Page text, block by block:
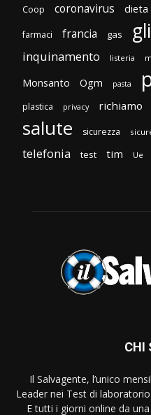
Coop coronavirus dieta
farmaci francia gas
inquinamento listeria
Monsanto Ogm pasta
plastica privacy richiamo
salute sicurezza
telefonia test tim Ue
CHI
Il Salvagente, l’unico
Leader nei Test di
E tutti i giorni online da